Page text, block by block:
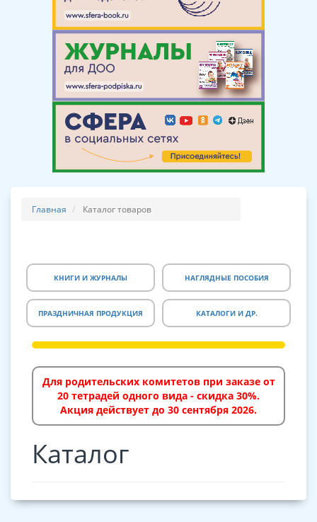
Главная Каталог товаров
КНИГИ И ЖУРНАЛЫ НАГЛЯДНЫЕ ПОСОБИЯ
ПРАЗДНИЧНАЯ ПРОДУКЦИЯ КАТАЛОГИ И ДР.
Для родительских комитетов при заказе от
20 тетрадей одного вида - скидка 30%.
Акция действует до 30 сентября 2026.
Каталог